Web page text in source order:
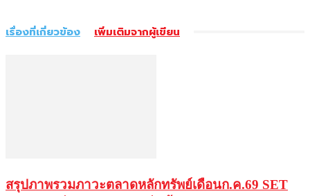
เรื่องที่เกี่ยวข้อง เพิ่มเติมจากผู้เขียน
สรุปภาพรวมภาวะตลาดหลักทรัพย์เดือนก.ค.69 SET